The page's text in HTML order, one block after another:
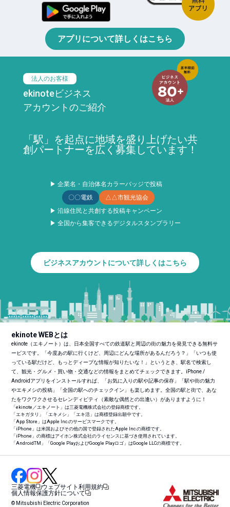
アプリについて詳しくはこちら
法人のお客様
ekinoteビジネス
アカウントのご紹介
「駅」を起点に地域を盛り上げたい共
創パートナーを広く募集しています！
▶ 企業名・自治体名カラーバッジで投稿
〇〇電鉄
△△市観光協会
▶ 沿線住民と共創する投稿キャンペーン
▶ 全国から集客できるデジタルスタンプラリー
ビジネスアカウントについて詳しくはこちら
ekinote WEBとは
ekinote（エキノート）は、日本全国すべての鉄道駅と周辺の街の魅力を発見できる無料サ
ービスです。「今度あの駅に行くけど、周辺にどんな場所があるんだろう？」「いつも使
っている駅だけど、もっとディープな情報が知りたいな！」というとき、駅名で検索し
て、観光・グルメ・買い物・交通などの情報をまとめてチェックできます。iPhone /
Androidアプリをインストールすれば、「お気に入りの駅や記事の保存」「駅や街の魅力
やエキメシの投稿」「全国の駅へのチェックイン」も楽しめます。全国の駅と街で、あな
たをワクワクさせるセレンディピティ（素敵な偶然との出逢い）がありますように！
「ekinote／エキノート」は三菱電機株式会社の登録商標です。
「エキガタリ」「エキメシ」「エキ活」は商標登録出願中です。
「App Store」はApple Inc.のサービスマークです。
「iPhone」は米国およびその他の国で登録されたApple Inc.の商標です。
「iPhone」の商標はアイホン株式会社のライセンスに基づき使用されています。
「AndroidTM 」「Google PlayおよびGoogle Playロゴ」はGoogle LLCの商標です。
三菱電機
ウェブサイト利用規約
個人情報保護方針について
© Mitsubishi Electric Corporation